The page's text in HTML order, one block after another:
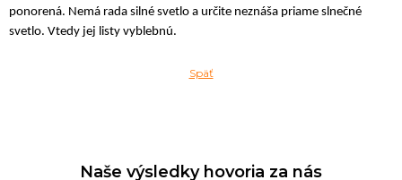
ponorená. Nemá rada silné svetlo a určite neznáša priame slnečné
svetlo. Vtedy jej listy vyblebnú.
Späť
Naše výsledky hovoria za nás